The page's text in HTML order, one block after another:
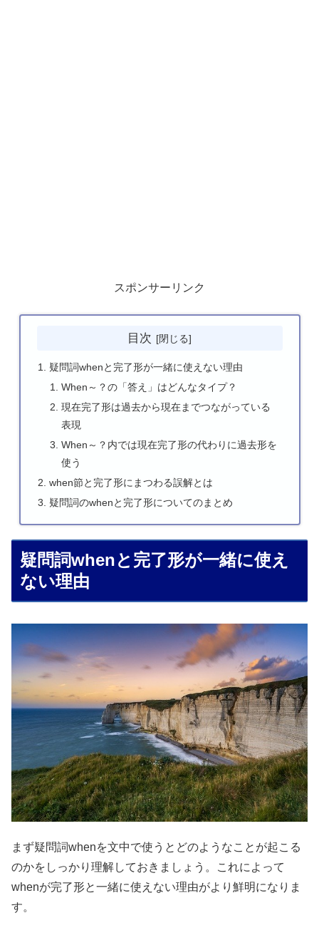
スポンサーリンク
目次
疑問詞whenと完了形が一緒に使えない理由
When～？の「答え」はどんなタイプ？
現在完了形は過去から現在までつながっている
表現
When～？内では現在完了形の代わりに過去形を
使う
when節と完了形にまつわる誤解とは
疑問詞のwhenと完了形についてのまとめ
疑問詞whenと完了形が一緒に使え
ない理由
まず疑問詞whenを文中で使うとどのようなことが起こる
のかをしっかり理解しておきましょう。これによって
whenが完了形と一緒に使えない理由がより鮮明になりま
す。